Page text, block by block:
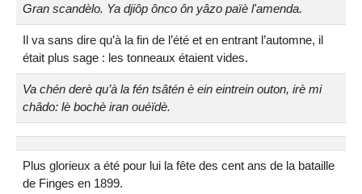
Gran scandèlo. Ya djiôp ônco ôn yâzo païè l'amenda.
Il va sans dire qu’à la fin de l’été et en entrant l’automne, il
était plus sage : les tonneaux étaient vides.
Va chén derè qu’à la fén tsâtén è ein eintrein outon, irè mi
châdo: lè bochè iran ouéïdè.
Plus glorieux a été pour lui la fête des cent ans de la bataille
de Finges en 1899.